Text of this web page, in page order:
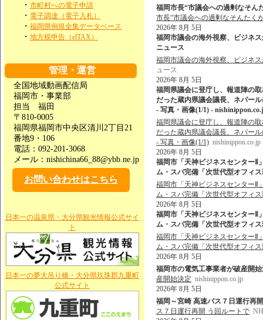
・ 市町村への電子申請
・ 電子調達（電子入札）
・ 福岡県例規全集データベース
・ 地方税申告（elTAX）
管理・運営
全国地域動画配信局
福岡市・事業部
担当 福田
〒810-0005
福岡県福岡市中央区清川2丁目21
番地9・106
電話：092-201-3068
メール：nishichina66_88@ybb.ne.jp
お問い合わせはこちら
日本一の温泉県・大分県観光情報公式サイ
ト
日本一の夢大吊り橋・大分県玖珠郡九重町
公式サイト
福岡市長“市議会への過剰なそん
市長“市議会への過剰なそんたく
2026年 8月 5日
福岡市議会の海外視察、ビジネ
ニュース
福岡市議会の海外視察、ビジネ
ュース
2026年 8月 5日
福岡県議会に登庁し、報道陣の
だった蔵内県議会議長、ネパー
- 写真・画像(1/1) -
福岡県議会に登庁し、報道陣の
だった蔵内県議会議長、ネパー
- 写真・画像(1/1) nishinippon.co.jp
2026年 8月 5日
福岡市「天神ビジネスセンター
ム・スパ完備「次世代型オフィ
福岡市「天神ビジネスセンター
ム・スパ完備「次世代型オフィ
2026年 8月 5日
福岡市「天神ビジネスセンター
ム・スパ完備「次世代型オフィ
福岡市「天神ビジネスセンター
ム・スパ完備「次世代型オフィ
2026年 8月 5日
福岡市の電気工事業者が破産開
産開始決定 nishinippon.co.jp
2026年 8月 5日
福岡～宮崎 高速バス７日運行再
ス７日運行再開 う回ルートで